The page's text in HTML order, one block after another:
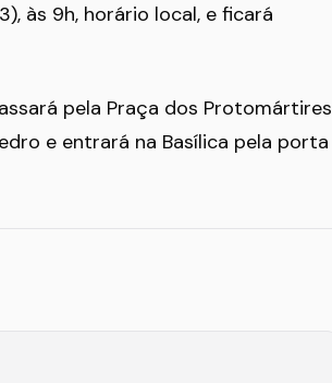
às 9h, horário local, e ficará
pela Praça dos Protomártires
e entrará na Basílica pela porta